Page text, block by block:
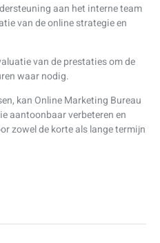
aan het interne team
van de online strategie en
van de prestaties om de
waar nodig.
kan Online Marketing Bureau
aantoonbaar verbeteren en
zowel de korte als lange termijn